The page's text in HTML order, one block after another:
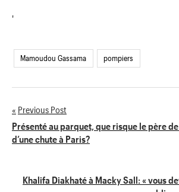
'
Mamoudou Gassama pompiers
Navigation
de
Previous Post
Présenté au parquet, que risque le père de
d’une chute à Paris?
Khalifa Diakhaté à Macky Sall: « vous